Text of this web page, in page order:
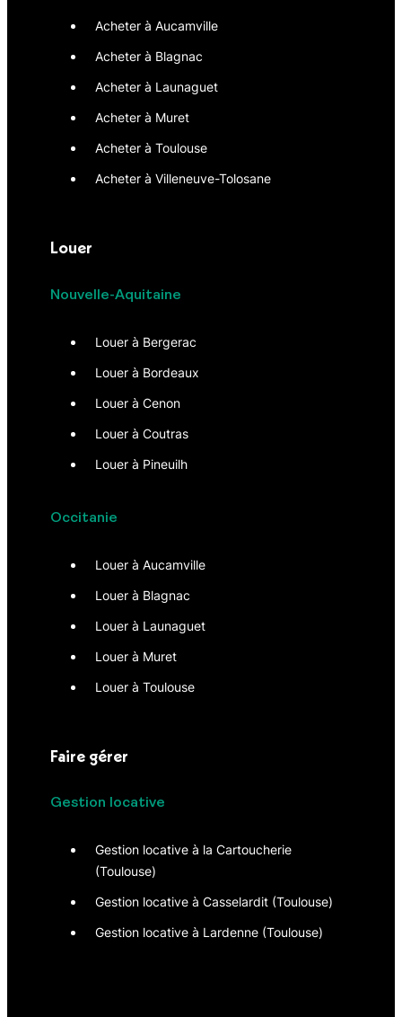
Acheter à Aucamville
Acheter à Blagnac
Acheter à Launaguet
Acheter à Muret
Acheter à Toulouse
Acheter à Villeneuve-Tolosane
Louer
Nouvelle-Aquitaine
Louer à Bergerac
Louer à Bordeaux
Louer à Cenon
Louer à Coutras
Louer à Pineuilh
Occitanie
Louer à Aucamville
Louer à Blagnac
Louer à Launaguet
Louer à Muret
Louer à Toulouse
Faire gérer
Gestion locative
Gestion locative à la Cartoucherie
(Toulouse)
Gestion locative à Casselardit (Toulouse)
Gestion locative à Lardenne (Toulouse)